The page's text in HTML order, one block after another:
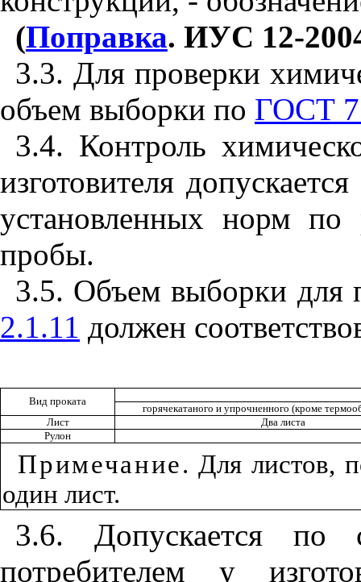
(Поправка. ИУС 12-
3.3. Для проверки
объем выборки по ГОСТ
3.4. Контроль
изготовителя
установленных норм по
пробы.
3.5. Объем выборки для
2.1.11 должен
Вид проката
горячекатаного и упрочненного (кроме
Лист
Два листа
Рулон
Примечание. Для листов,
один лист.
3.6. Допускается по
потребителем у